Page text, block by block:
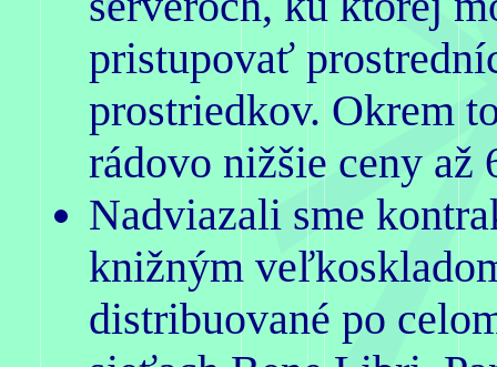
pristupovať
prostriedkov. Okrem
rádovo nižšie ceny až
Nadviazali sme
knižným
distribuované po